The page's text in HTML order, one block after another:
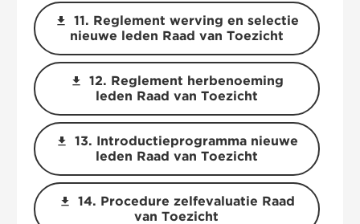
download
11. Reglement werving en selectie
nieuwe leden Raad van Toezicht
download
12. Reglement herbenoeming
leden Raad van Toezicht
download
13. Introductieprogramma nieuwe
leden Raad van Toezicht
download
14. Procedure zelfevaluatie Raad
van Toezicht